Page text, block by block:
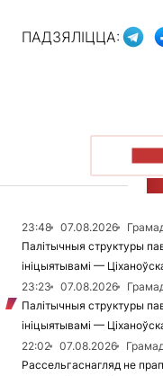
ПАДЗЯЛІЦЦА:
23:48 07.08.2026
Палітычныя структуры
ініцыятывамі —
23:23
07.08.2026
Палітычныя структуры
ініцыятывамі —
22:02
07.08.2026
Рассельгаснагляд не